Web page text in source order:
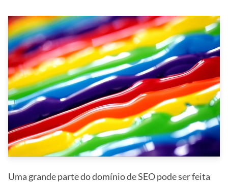
Uma grande parte do domínio de SEO pode ser feita